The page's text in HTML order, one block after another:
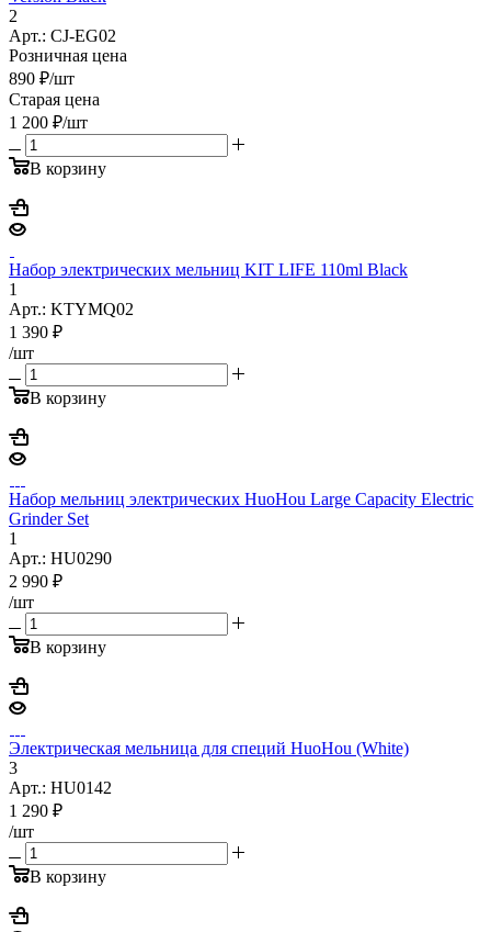
2
Арт.: CJ-EG02
Розничная цена
890 ₽/шт
Старая цена
1 200 ₽/шт
В корзину
Набор электрических мельниц KIT LIFE 110ml Black
1
Арт.: KTYMQ02
1 390 ₽
/шт
В корзину
Набор мельниц электрических HuoHou Large Capacity Electric
Grinder Set
1
Арт.: HU0290
2 990 ₽
/шт
В корзину
Электрическая мельница для специй HuoHou (White)
3
Арт.: HU0142
1 290 ₽
/шт
В корзину